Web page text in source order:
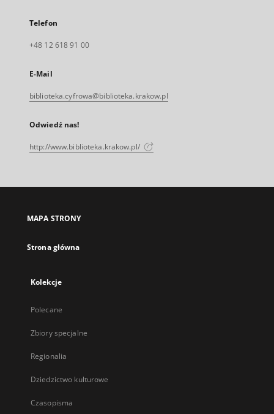
Telefon
+48 12 618 91 00
E-Mail
biblioteka.cyfrowa@biblioteka.krakow.pl
Odwiedź nas!
http://www.biblioteka.krakow.pl/
MAPA STRONY
Strona główna
Kolekcje
Polecane
Zbiory specjalne
Regionalia
Dziedzictwo kulturowe
Czasopisma